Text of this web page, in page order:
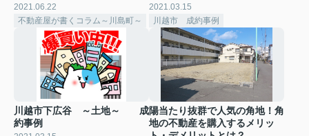
2021.06.22
不動産屋が書くコラム～川島町～
2021.03.15
川越市 成約事例
川越市下広谷 ～土地～ 成
約事例
陽当たり抜群で人気の角地！角
地の不動産を購入するメリッ